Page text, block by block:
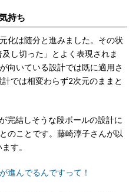
持ち
化は随分と進みました。その状
し切った」とよく表現されま
向いている設計では既に適用さ
では相変わらず2次元のままと
完結しそうな段ボールの設計に
のことです。藤崎淳子さんが以
す。
進んでるんですって！